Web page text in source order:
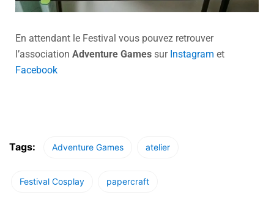
En attendant le Festival vous pouvez retrouver
l’association Adventure Games sur Instagram et
Facebook
Tags: Adventure Games atelier
Festival Cosplay papercraft